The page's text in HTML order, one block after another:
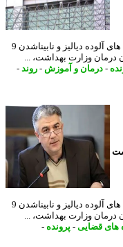
پزشکی درباره سرنوشت پرونده های قضایی سرم های آلوده دیالیز و نابیناشدن 9
وزارت بهداشت، ...
درمان و آموزش-روند -
پزشکی درباره سرنوشت پرونده های قضایی سرم های آلوده دیالیز و نابیناشدن 9
وزارت بهداشت، ...
قضایی-پرونده -